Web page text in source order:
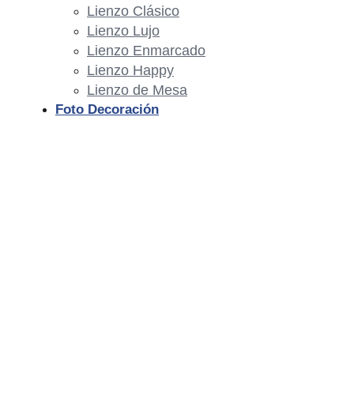
Lienzo Clásico
Lienzo Lujo
Lienzo Enmarcado
Lienzo Happy
Lienzo de Mesa
Foto Decoración